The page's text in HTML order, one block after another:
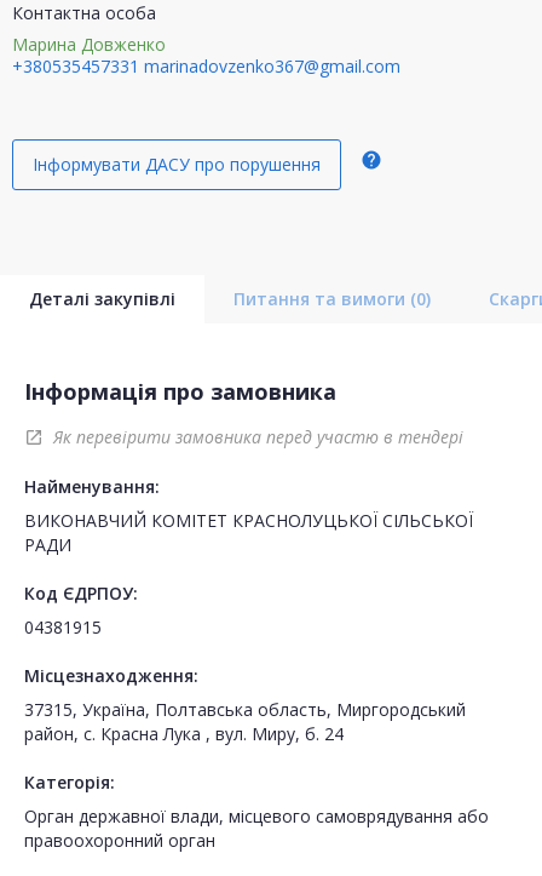
Контактна особа
Марина Довженко
+380535457331 marinadovzenko367@gmail.com
Інформувати ДАСУ про порушення help
Деталі закупівлі Питання та вимоги (0)
Інформація про замовника
open_in_new Як перевірити замовника перед участю в тендері
Найменування:
ВИКОНАВЧИЙ КОМІТЕТ КРАСНОЛУЦЬКОЇ СІЛЬСЬКОЇ
РАДИ
Код ЄДРПОУ:
04381915
Місцезнаходження:
37315, Україна, Полтавська область, Миргородський
район, с. Красна Лука , вул. Миру, б. 24
Категорія:
Орган державної влади, місцевого самоврядування або
правоохоронний орган